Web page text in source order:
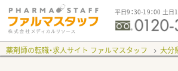
平日9：30-19：00 土日
薬剤師の転職・求人サイト ファルマスタッフ 大分